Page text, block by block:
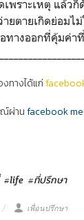
พราะเหตุ แล้วก็
ยตายเกิดย่อมไ
ทางออกที่คุ้มค่า
ทางได้แก่
ณ์ผ่านfacebook
#life #ที่ปรึกษา
เพื่อนปรึกษา